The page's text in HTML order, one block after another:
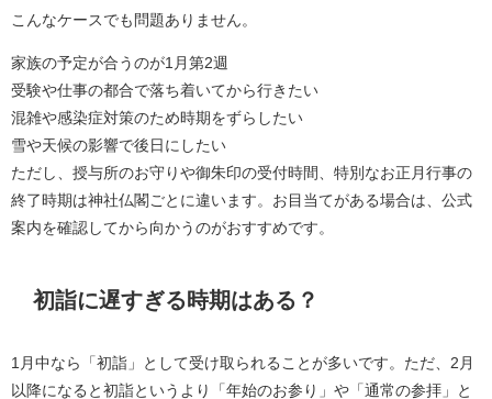
こんなケースでも問題ありません。
家族の予定が合うのが1月第2週
受験や仕事の都合で落ち着いてから行きたい
混雑や感染症対策のため時期をずらしたい
雪や天候の影響で後日にしたい
ただし、授与所のお守りや御朱印の受付時間、特別なお正月行事の
終了時期は神社仏閣ごとに違います。お目当てがある場合は、公式
案内を確認してから向かうのがおすすめです。
初詣に遅すぎる時期はある？
1月中なら「初詣」として受け取られることが多いです。ただ、2月
以降になると初詣というより「年始のお参り」や「通常の参拝」と